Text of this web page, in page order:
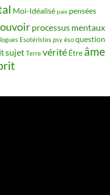
Moi-Idéalisé paix pensées
processus mentaux
Esotéristes psy ésoquestion
sujet Terrevérité Être âme